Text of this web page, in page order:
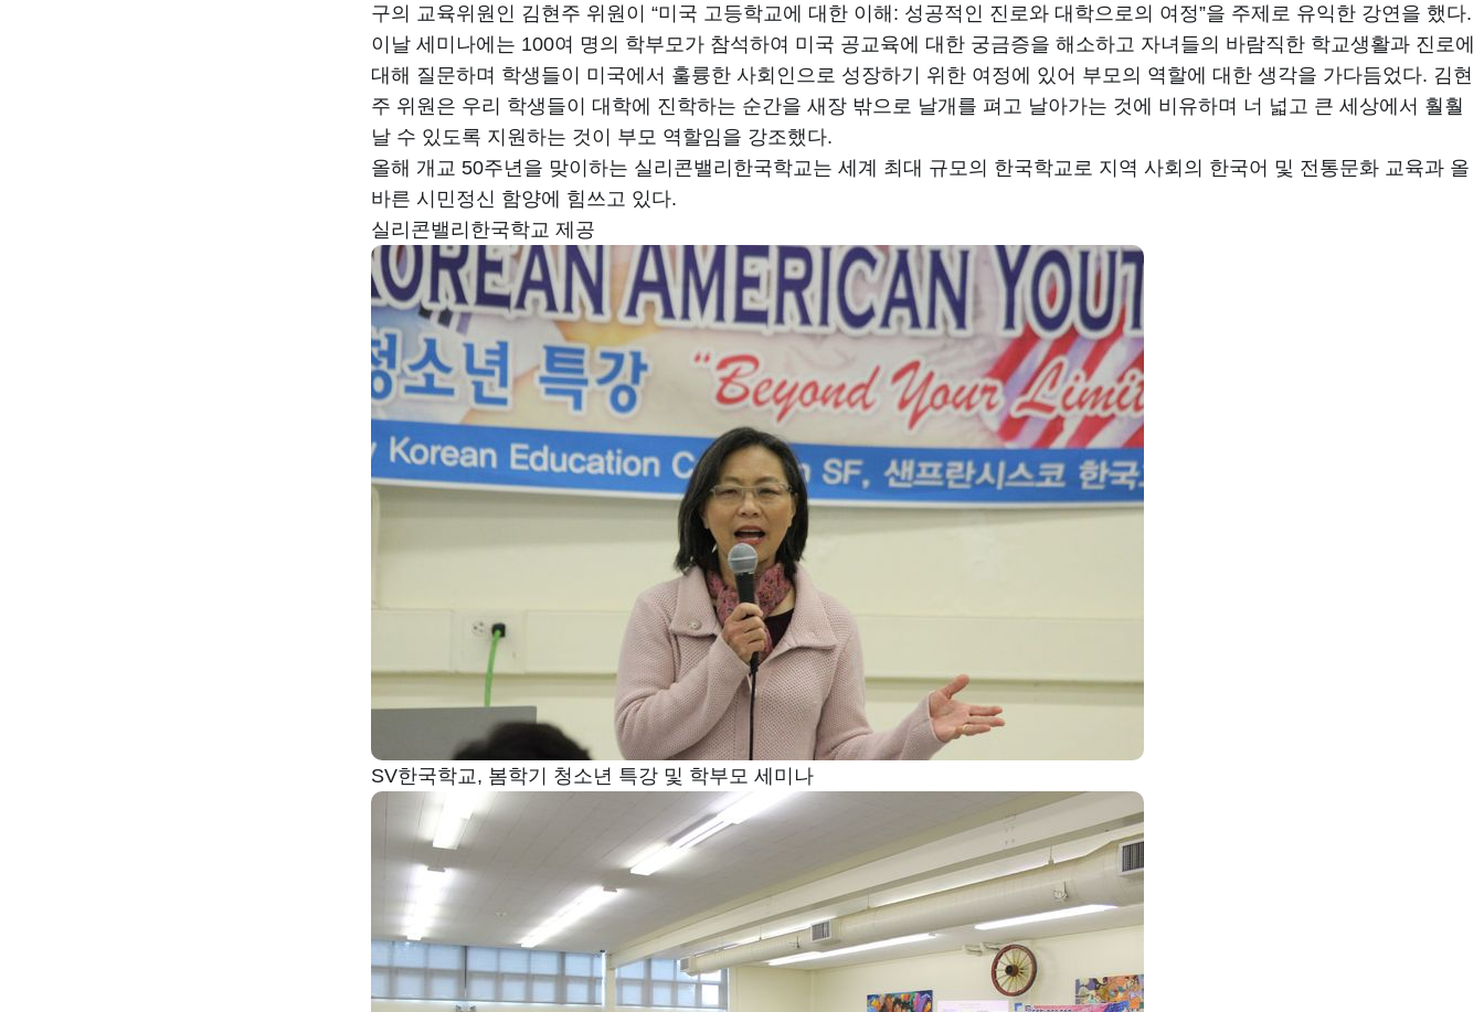
구의 교육위원인 김현주 위원이 “미국 고등학교에 대한 이해: 성공적인 진로와 대학으로의 여정”을 주제로 유익한 강연을 했다.
이날 세미나에는 100여 명의 학부모가 참석하여 미국 공교육에 대한 궁금증을 해소하고 자녀들의 바람직한 학교생활과 진로에
대해 질문하며 학생들이 미국에서 훌륭한 사회인으로 성장하기 위한 여정에 있어 부모의 역할에 대한 생각을 가다듬었다. 김현
주 위원은 우리 학생들이 대학에 진학하는 순간을 새장 밖으로 날개를 펴고 날아가는 것에 비유하며 너 넓고 큰 세상에서 훨훨
날 수 있도록 지원하는 것이 부모 역할임을 강조했다.
올해 개교 50주년을 맞이하는 실리콘밸리한국학교는 세계 최대 규모의 한국학교로 지역 사회의 한국어 및 전통문화 교육과 올
바른 시민정신 함양에 힘쓰고 있다.
실리콘밸리한국학교 제공
SV한국학교, 봄학기 청소년 특강 및 학부모 세미나